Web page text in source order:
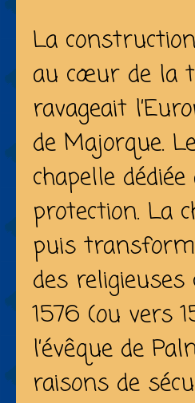
La
au cœur de la
ravageait
de Majorque.
chapelle
protection. La
puis
des
1576 (ou vers
l’évêque de
raisons de